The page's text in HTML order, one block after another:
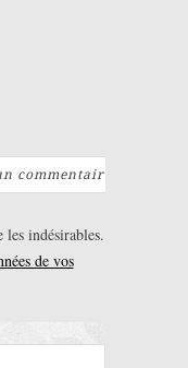
indésirables.
de vos